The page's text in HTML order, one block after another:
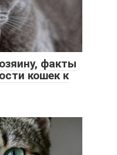
факты
кошек к